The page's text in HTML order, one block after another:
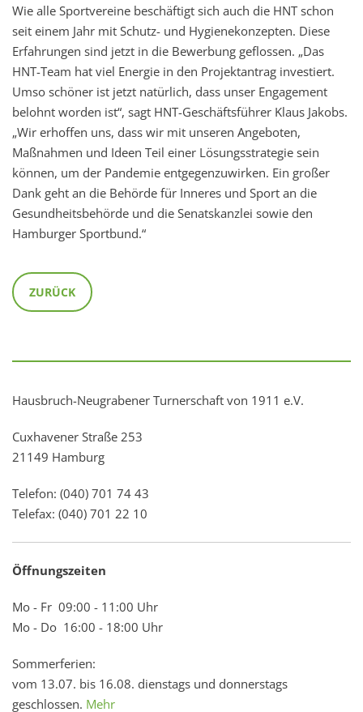
Wie alle Sportvereine beschäftigt sich auch die HNT schon
seit einem Jahr mit Schutz- und Hygienekonzepten. Diese
Erfahrungen sind jetzt in die Bewerbung geflossen. „Das
HNT-Team hat viel Energie in den Projektantrag investiert.
Umso schöner ist jetzt natürlich, dass unser Engagement
belohnt worden ist“, sagt HNT-Geschäftsführer Klaus Jakobs.
„Wir erhoffen uns, dass wir mit unseren Angeboten,
Maßnahmen und Ideen Teil einer Lösungsstrategie sein
können, um der Pandemie entgegenzuwirken. Ein großer
Dank geht an die Behörde für Inneres und Sport an die
Gesundheitsbehörde und die Senatskanzlei sowie den
Hamburger Sportbund.“
ZURÜCK
Hausbruch-Neugrabener Turnerschaft von 1911 e.V.
Cuxhavener Straße 253
21149 Hamburg
Telefon: (040) 701 74 43
Telefax: (040) 701 22 10
Öffnungszeiten
Mo - Fr 09:00 - 11:00 Uhr
Mo - Do 16:00 - 18:00 Uhr
Sommerferien:
vom 13.07. bis 16.08. dienstags und donnerstags
geschlossen. Mehr